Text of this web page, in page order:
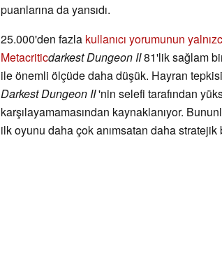
puanlarına da yansıdı.
25.000'den fazla kullanıcı yorumunun
Metacriticdarkest Dungeon II81'lik sağlam
ile önemli ölçüde daha düşük. Hayran
Darkest Dungeon II'nin selefi tarafından
karşılayamamasından kaynaklanıyor.
ilk oyunu daha çok anımsatan daha stratejik